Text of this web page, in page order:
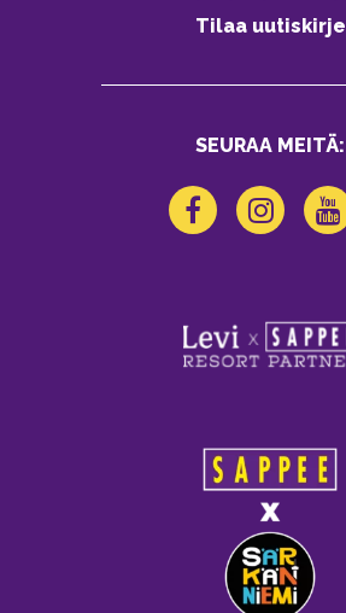
Tilaa uutiskirje
SEURAA MEITÄ: